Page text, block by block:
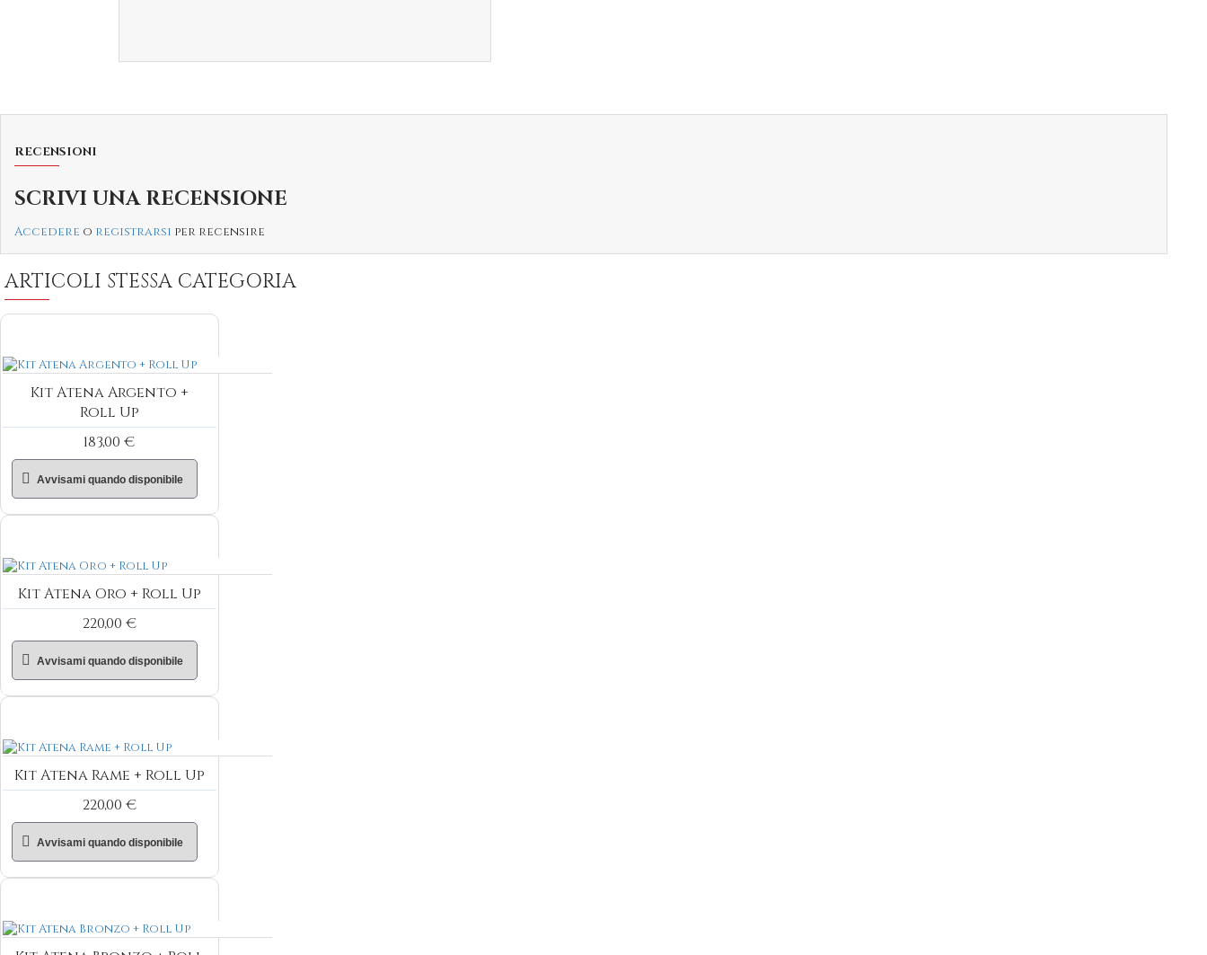
RECENSIONI
SCRIVI UNA RECENSIONE
Accedere o registrarsi per recensire
ARTICOLI STESSA CATEGORIA
Kit Atena Argento +
Roll Up
183,00 €
Avvisami quando disponibile
Kit Atena Oro + Roll Up
220,00 €
Avvisami quando disponibile
Kit Atena Rame + Roll Up
220,00 €
Avvisami quando disponibile